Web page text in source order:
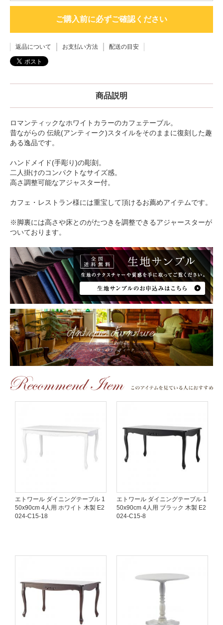
ご購入前に必ずご確認ください
返品について お支払い方法 配送の目安
商品説明
ロマンティックなホワイトカラーのカフェテーブル。
昔ながらの 伝統(アンティーク)スタイルをそのままに復刻した趣
ある逸品です。
ハンドメイド(手彫り)の彫刻。
二人掛けのコンパクトなサイズ感。
高さ調整可能なアジャスター付。
カフェ・レストラン様には重宝して頂けるお薦めアイテムです。
※脚裏には高さや床とのがたつきを調整できるアジャースターが
ついております。
エトワール ダイニングテーブル 1
50x90cm 4人用 ホワイト 木製 E2
024-C15-18
エトワール ダイニングテーブル 1
50x90cm 4人用 ブラック 木製 E2
024-C15-8